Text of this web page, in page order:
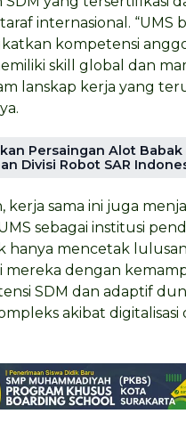
internasional. “UMS
kompetensi
skill global dan
lanskap kerja yang
Persaingan Alot Babak
Divisi Robot SAR
kerja sama ini juga
sebagai institusi
hanya mencetak
mereka dengan
SDM dan adaptif
akibat digitalisasi